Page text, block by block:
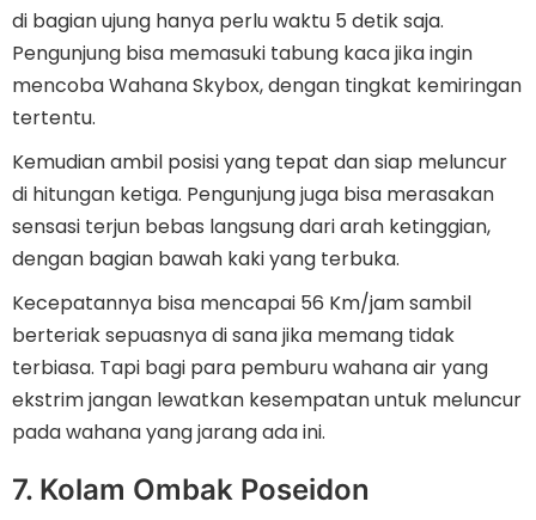
di bagian ujung hanya perlu waktu 5 detik saja.
Pengunjung bisa memasuki tabung kaca jika ingin
mencoba Wahana Skybox, dengan tingkat kemiringan
tertentu.
Kemudian ambil posisi yang tepat dan siap meluncur
di hitungan ketiga. Pengunjung juga bisa merasakan
sensasi terjun bebas langsung dari arah ketinggian,
dengan bagian bawah kaki yang terbuka.
Kecepatannya bisa mencapai 56 Km/jam sambil
berteriak sepuasnya di sana jika memang tidak
terbiasa. Tapi bagi para pemburu wahana air yang
ekstrim jangan lewatkan kesempatan untuk meluncur
pada wahana yang jarang ada ini.
7. Kolam Ombak Poseidon